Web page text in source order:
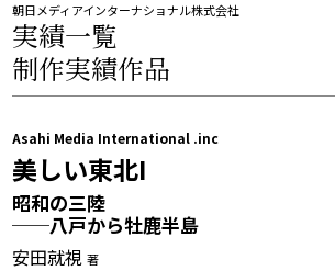
朝日メディアインターナショナル株式会社
実績一覧
制作実績作品
Asahi Media International .inc
美しい東北I
昭和の三陸
──八戸から牡鹿半島
安田就視 著